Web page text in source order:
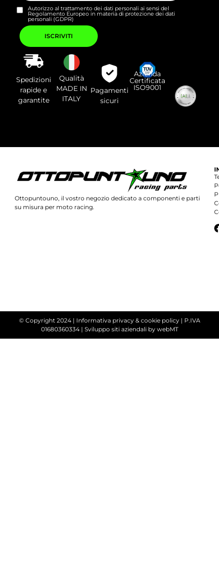
Autorizzo al trattamento dei dati personali ai sensi del
Regolamento Europeo in materia di protezione dei dati
personali (GDPR)
Si
prega
di
lasciare
vuoto
questo
campo.
Spedizioni
rapide e
garantite
Qualità
MADE IN
ITALY
Pagamenti
sicuri
Azienda
Certificata
ISO9001
Ottopuntouno, il vostro negozio dedicato a componenti e parti
su misura per moto racing.
© Copyright 2024 | Informativa privacy & cookie policy| P.IVA
01680360334 | Sviluppo siti aziendaliby webMT